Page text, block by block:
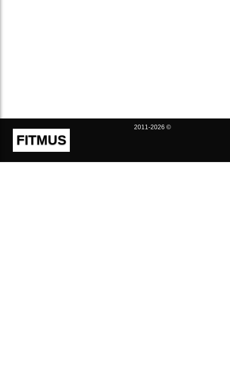
FITMUS
2011-2026 ©